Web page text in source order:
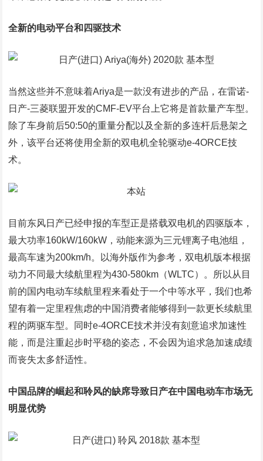
全新的电动平台和四驱技术
当然这些并不意味着Ariya是一款没有进步的产品，在雷诺-
日产-三菱联盟开发的CMF-EV平台上它将是首款量产车型。
除了车身前后50:50的重量分配以及全新的多连杆后悬架之
外，该平台还将使用全新的双电机全轮驱动e-4ORCE技
术。
目前东风日产已经申报的车型正是搭载双电机的四驱版本，
最大功率160kW/160kW，动能来源为三元锂离子电池组，
最高车速为200km/h。以海外版作为参考，双电机版本根据
动力不同最大续航里程为430-580km（WLTC）。所以从目
前的国内电动车续航里程来看处于一个中等水平，我们也希
望有着一定里程焦虑的中国消费者能够得到一款更长续航里
程的两驱车型。同时e-4ORCE技术并没有刻意追求加速性
能，而是注重起步时平稳的姿态，不会因为追求急加速成绩
而丧失太多舒适性。
中国品牌的崛起和聆风的缺席导致日产在中国电动车市场无
明显优势